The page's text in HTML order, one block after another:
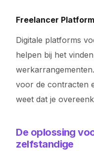
Freelancer
Digitale platforms
helpen bij het
voor de contracten
weet dat je
De oplossing
zelfstandige